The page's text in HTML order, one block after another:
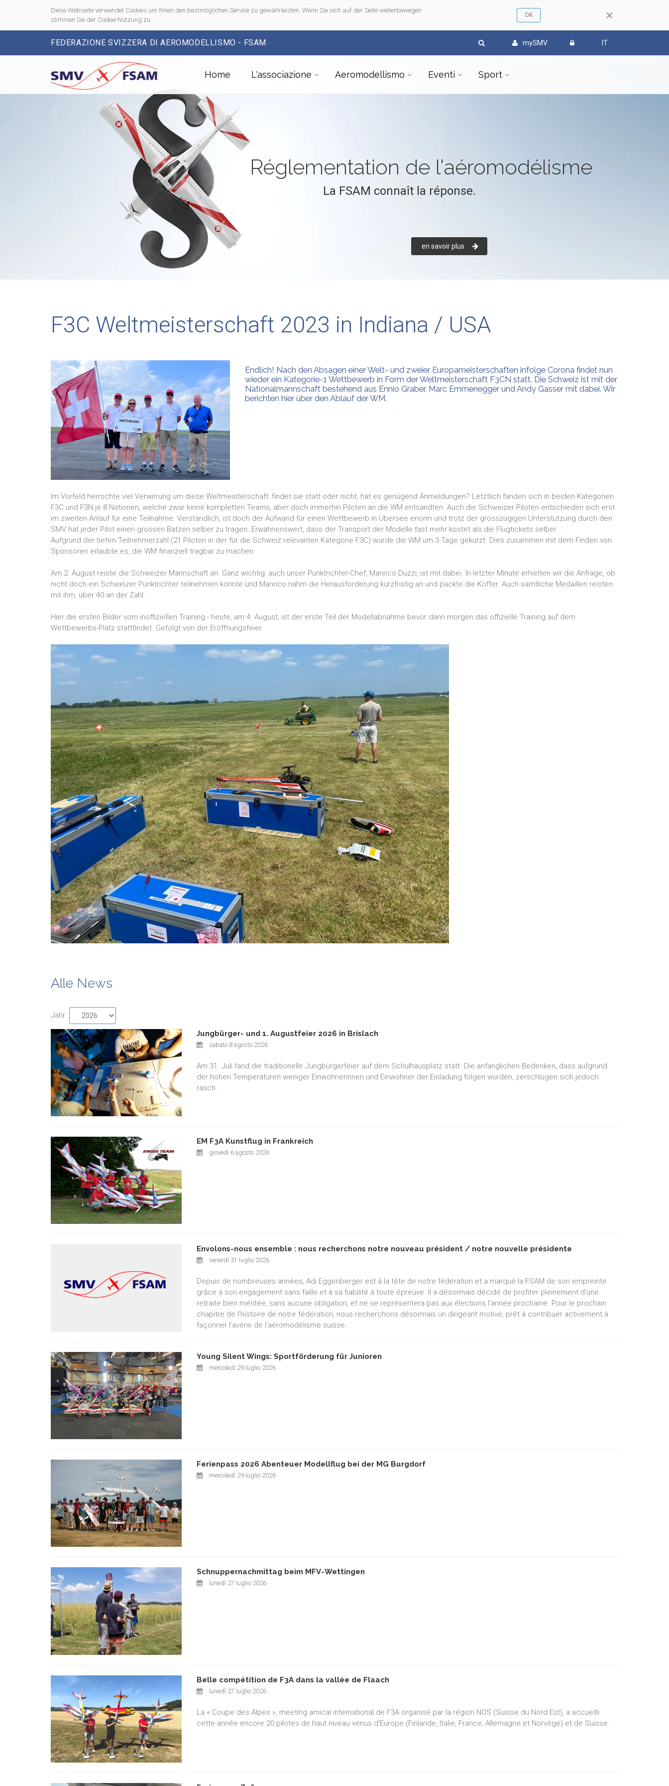
×
Diese Webseite verwendet Cookies um Ihnen den bestmöglichen Service zu gewährleisten. Wenn Sie sich auf der Seite weiterbewegen
stimmen Sie der Cookie-Nutzung zu
FEDERAZIONE SVIZZERA DI AEROMODELLISMO - FSAM mySMV IT
Home L'associazione Aeromodellismo Eventi Sport
Réglementation de l'aéromodélisme
La FSAM connaît la réponse.
en savoir plus
F3C Weltmeisterschaft 2023 in Indiana / USA
Endlich! Nach den Absagen einer Welt- und zweier Europameisterschaften infolge Corona findet nun
wieder ein Kategorie-1 Wettbewerb in Form der Weltmeisterschaft F3CN statt. Die Schweiz ist mit der
Nationalmannschaft bestehend aus Ennio Graber, Marc Emmenegger und Andy Gasser mit dabei. Wir
berichten hier über den Ablauf der WM.
Im Vorfeld herrschte viel Verwirrung um diese Weltmeisterschaft: findet sie statt oder nicht, hat es genügend Anmeldungen? Letztlich fanden sich in beiden Kategorien
F3C und F3N je 8 Nationen, welche zwar keine kompletten Teams, aber doch immerhin Piloten an die WM entsandten. Auch die Schweizer Piloten entschieden sich erst
im zweiten Anlauf für eine Teilnahme. Verständlich, ist doch der Aufwand für einen Wettbewerb in Übersee enorm und trotz der grosszügigen Unterstützung durch den
SMV hat jeder Pilot einen grossen Batzen selber zu tragen. Erwähnenswert, dass der Transport der Modelle fast mehr kostet als die Flugtickets selber...
Aufgrund der tiefen Teilnehmerzahl (21 Piloten in der für die Schweiz relevanten Kategorie F3C) wurde die WM um 3 Tage gekürzt. Dies zusammen mit dem Finden von
Sponsoren erlaubte es, die WM finanziell tragbar zu machen.
Am 2. August reiste die Schweizer Mannschaft an. Ganz wichtig: auch unser Punktrichter-Chef, Manrico Duzzi, ist mit dabei. In letzter Minute erhielten wir die Anfrage, ob
nicht doch ein Schweizer Punktrichter teilnehmen könnte und Manrico nahm die Herausforderung kurzfristig an und packte die Koffer. Auch sämtliche Medaillen reisten
mit ihm, über 40 an der Zahl.
Hier die ersten Bilder vom inoffiziellen Training - heute, am 4. August, ist der erste Teil der Modellabnahme bevor dann morgen das offizielle Training auf dem
Wettbewerbs-Platz stattfindet. Gefolgt von der Eröffnungsfeier.
Alle News
Jahr
Jungbürger- und 1. Augustfeier 2026 in Brislach
sabato 8 agosto 2026
Am 31. Juli fand die traditionelle Jungbürgerfeier auf dem Schulhausplatz statt. Die anfänglichen Bedenken, dass aufgrund
der hohen Temperaturen weniger Einwohnerinnen und Einwohner der Einladung folgen würden, zerschlugen sich jedoch
rasch.
EM F3A Kunstflug in Frankreich
giovedì 6 agosto 2026
Envolons-nous ensemble : nous recherchons notre nouveau président / notre nouvelle présidente
venerdì 31 luglio 2026
Depuis de nombreuses années, Adi Eggenberger est à la tête de notre fédération et a marqué la FSAM de son empreinte
grâce à son engagement sans faille et à sa fiabilité à toute épreuve. Il a désormais décidé de profiter pleinement d'une
retraite bien méritée, sans aucune obligation, et ne se représentera pas aux élections l'année prochaine. Pour le prochain
chapitre de l’histoire de notre fédération, nous recherchons désormais un dirigeant motivé, prêt à contribuer activement à
façonner l’avenir de l’aéromodélisme suisse.
Young Silent Wings: Sportförderung für Junioren
mercoledì 29 luglio 2026
Ferienpass 2026 Abenteuer Modellflug bei der MG Burgdorf
mercoledì 29 luglio 2026
Schnuppernachmittag beim MFV-Wettingen
lunedì 27 luglio 2026
Belle compétition de F3A dans la vallée de Flaach
lunedì 27 luglio 2026
La « Coupe des Alpes », meeting amical international de F3A organisé par la région NOS (Suisse du Nord Est), a accueilli
cette année encore 20 pilotes de haut niveau venus d'Europe (Finlande, Italie, France, Allemagne et Norvège) et de Suisse.